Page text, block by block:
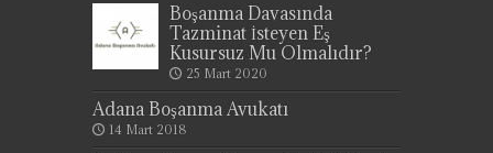
Boşanma Davasında
Tazminat İsteyen Eş
Kusursuz Mu Olmalıdır?
25 Mart 2020
Adana Boşanma Avukatı
14 Mart 2018